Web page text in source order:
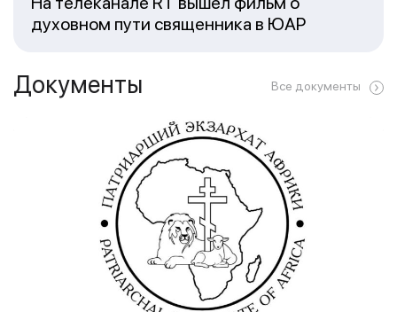
духовном пути священника в ЮАР
Документы Все документы